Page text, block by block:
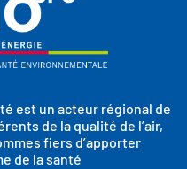
est un acteur régional de
de la qualité de l’air,
fiers d’apporter
de la santé